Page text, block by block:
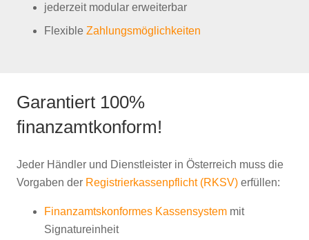
jederzeit modular erweiterbar
Flexible Zahlungsmöglichkeiten
Garantiert 100%
finanzamtkonform!
Jeder Händler und Dienstleister in Österreich muss die
Vorgaben der Registrierkassenpflicht (RKSV) erfüllen:
Finanzamtskonformes Kassensystem mit
Signatureinheit